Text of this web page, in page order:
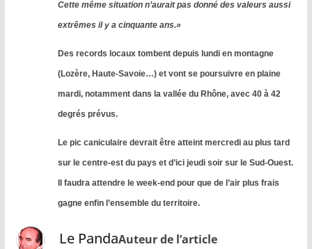
Cette même situation n’aurait pas donné des valeurs aussi
extrêmes il y a cinquante ans.»
Des records locaux tombent depuis lundi en montagne
(Lozère, Haute-Savoie…) et vont se poursuivre en plaine
mardi, notamment dans la vallée du Rhône, avec 40 à 42
degrés prévus.
Le pic caniculaire devrait être atteint mercredi au plus tard
sur le centre-est du pays et d’ici jeudi soir sur le Sud-Ouest.
Il faudra attendre le week-end pour que de l’air plus frais
gagne enfin l’ensemble du territoire.
Le PandaAuteur de l’article